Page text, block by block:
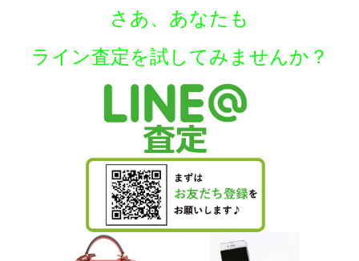
さあ、あなたも
ラ イン査定を試してみませんか？